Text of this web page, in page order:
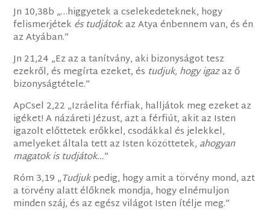
Jn 10,38b „…higgyetek a cselekedeteknek, hogy
felismerjétek és tudjátok: az Atya énbennem van, és én
az Atyában.”
Jn 21,24 „Ez az a tanítvány, aki bizonyságot tesz
ezekről, és megírta ezeket, és tudjuk, hogy igazaz ő
bizonyságtétele.”
ApCsel 2,22 „Izráelita férfiak, halljátok meg ezeket az
igéket! A názáreti Jézust, azt a férfiút, akit az Isten
igazolt előttetek erőkkel, csodákkal és jelekkel,
amelyeket általa tett az Isten közöttetek, ahogyan
magatok is tudjátok…”
Róm 3,19 „Tudjukpedig, hogy amit a törvény mond, azt
a törvény alatt élőknek mondja, hogy elnémuljon
minden száj, és az egész világot Isten ítélje meg.”